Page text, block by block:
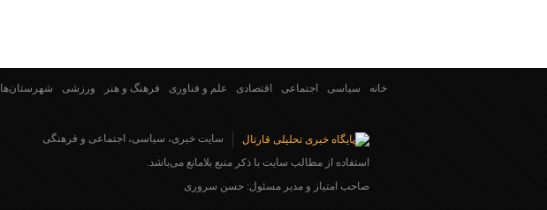
خانه سیاسی اجتماعی اقتصادی علم و فناوری فرهنگ و هنر ورزشی شهرستان‌ها
سایت خبری، سیاسی، اجتماعی و فرهنگی
استفاده از مطالب سایت با ذکر منبع بلامانع می‌باشد.
صاحب امتیاز و مدیر مسئول: حسن سروری